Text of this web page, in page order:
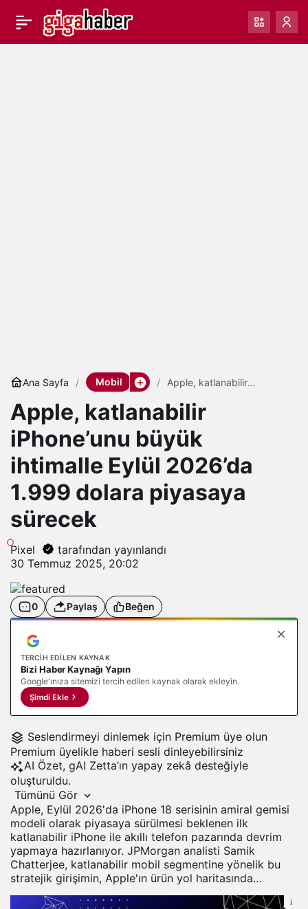
Ana Sayfa Mobil
Apple, katlanabilir
Eylül 2026’da 1.999 dolara
piyasaya sürecek
Apple, katlanabilir
iPhone’unu büyük
ihtimalle Eylül 2026’da
1.999 dolara piyasaya
sürecek
Pixel
tarafından yayınlandı
30 Temmuz 2025, 20:02
0 Paylaş Beğen
TERCIH EDILEN KAYNAK
Bizi Haber Kaynağı Yapın
Google'ınıza sitemizi tercih edilen kaynak olarak ekleyin.
Şimdi Ekle
Seslendirmeyi dinlemek için Premium üye olun
Premium üyelikle haberi sesli dinleyebilirsiniz
AI Özet, gAI Zetta’ın yapay zekâ desteğiyle
oluşturuldu.
Tümünü Gör
Apple, Eylül 2026'da iPhone 18 serisinin amiral gemisi
modeli olarak piyasaya sürülmesi beklenen ilk
katlanabilir iPhone ile akıllı telefon pazarında devrim
yapmaya hazırlanıyor. JPMorgan analisti Samik
Chatterjee, katlanabilir mobil segmentine yönelik bu
stratejik girişimin, Apple'ın ürün yol haritasında…
i